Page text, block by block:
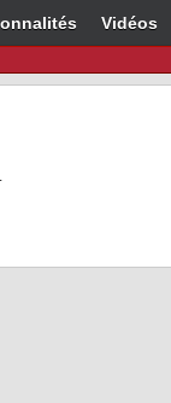
Vidéos